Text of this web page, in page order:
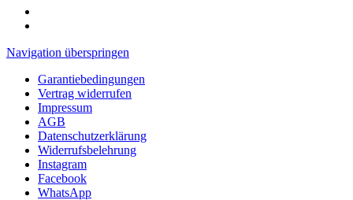
Navigation überspringen
Garantiebedingungen
Vertrag widerrufen
Impressum
AGB
Datenschutzerklärung
Widerrufsbelehrung
Instagram
Facebook
WhatsApp